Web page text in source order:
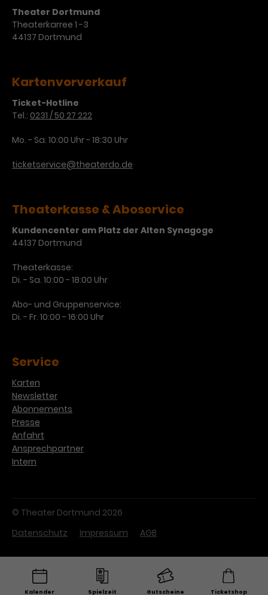
Theater Dortmund
Theaterkarree 1 -3
44137 Dortmund
Kartenvorverkauf
Ticket-Hotline
Tel.: 0231 / 50 27 222
Mo. - Sa. 10:00 Uhr - 18:30 Uhr
ticketservice@theaterdo.de
Theaterkasse & Aboservice
Kundencenter am Platz der Alten Synagoge
44137 Dortmund
Theaterkasse:
Di. - Sa. 10:00 - 18:00 Uhr
Abo- und Gruppenservice:
Di. - Fr. 10:00 - 16:00 Uhr
Service
Karten
Newsletter
Abonnements
Presse
Anfahrt
Ansprechpartner
Intern
© Theater Dortmund 2026
Datenschutz
Impressum AGB
Kalender Spielzeit Gutscheine Ticketshop